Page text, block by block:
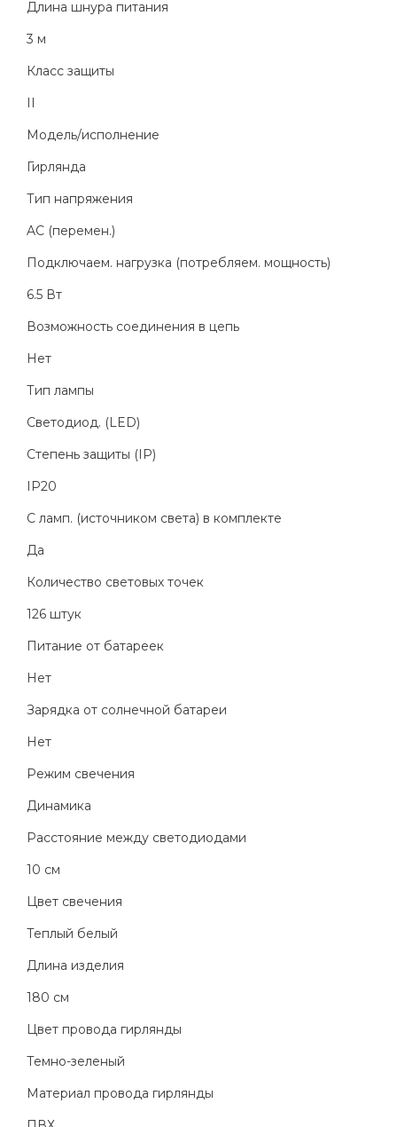
Длина шнура питания
3 м
Класс защиты
II
Модель/исполнение
Гирлянда
Тип напряжения
AC (перемен.)
Подключаем. нагрузка (потребляем. мощность)
6.5 Вт
Возможность соединения в цепь
Нет
Тип лампы
Светодиод. (LED)
Степень защиты (IP)
IP20
С ламп. (источником света) в комплекте
Да
Количество световых точек
126 штук
Питание от батареек
Нет
Зарядка от солнечной батареи
Нет
Режим свечения
Динамика
Расстояние между светодиодами
10 см
Цвет свечения
Теплый белый
Длина изделия
180 см
Цвет провода гирлянды
Темно-зеленый
Материал провода гирлянды